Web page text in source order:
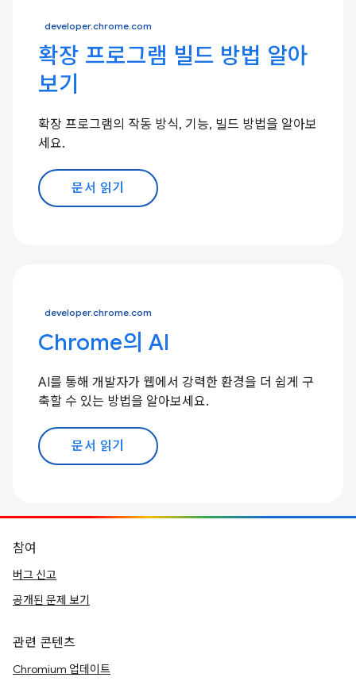
developer.chrome.com
확장 프로그램 빌드 방법 알아
보기
확장 프로그램의 작동 방식, 기능, 빌드 방법을 알아보
세요.
문서 읽기
developer.chrome.com
Chrome의 AI
AI를 통해 개발자가 웹에서 강력한 환경을 더 쉽게 구
축할 수 있는 방법을 알아보세요.
문서 읽기
참여
버그 신고
공개된 문제 보기
관련 콘텐츠
Chromium 업데이트